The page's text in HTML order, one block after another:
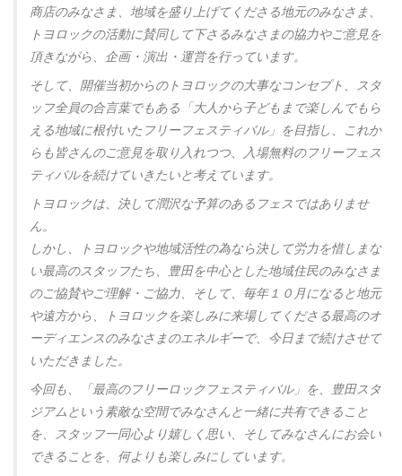
商店のみなさま、地域を盛り上げてくださる地元のみなさま、
トヨロックの活動に賛同して下さるみなさまの協力やご意見を
頂きながら、企画・演出・運営を行っています。
そして、開催当初からのトヨロックの大事なコンセプト、スタ
ッフ全員の合言葉でもある「大人から子どもまで楽しんでもら
える地域に根付いたフリーフェスティバル」を目指し、これか
らも皆さんのご意見を取り入れつつ、入場無料のフリーフェス
ティバルを続けていきたいと考えています。
トヨロックは、決して潤沢な予算のあるフェスではありませ
ん。
しかし、トヨロックや地域活性の為なら決して労力を惜しまな
い最高のスタッフたち、豊田を中心とした地域住民のみなさま
のご協賛やご理解・ご協力、そして、毎年１０月になると地元
や遠方から、トヨロックを楽しみに来場してくださる最高のオ
ーディエンスのみなさまのエネルギーで、今日まで続けさせて
いただきました。
今回も、「最高のフリーロックフェスティバル」を、豊田スタ
ジアムという素敵な空間でみなさんと一緒に共有できること
を、スタッフ一同心より嬉しく思い、そしてみなさんにお会い
できることを、何よりも楽しみにしています。